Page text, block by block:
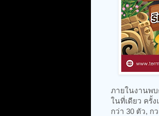
ภายในงานพบ
ในที่เดียว ครั้
กว่า 30 ตัว, ก